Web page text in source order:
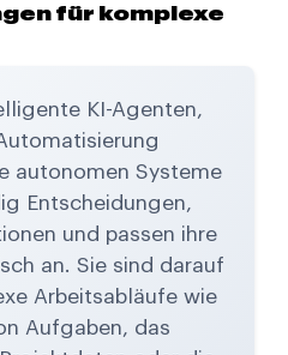
für komplexe
KI-Agenten,
autonomen Systeme
Entscheidungen,
und passen ihre
an. Sie sind darauf
Arbeitsabläufe wie
Aufgaben, das